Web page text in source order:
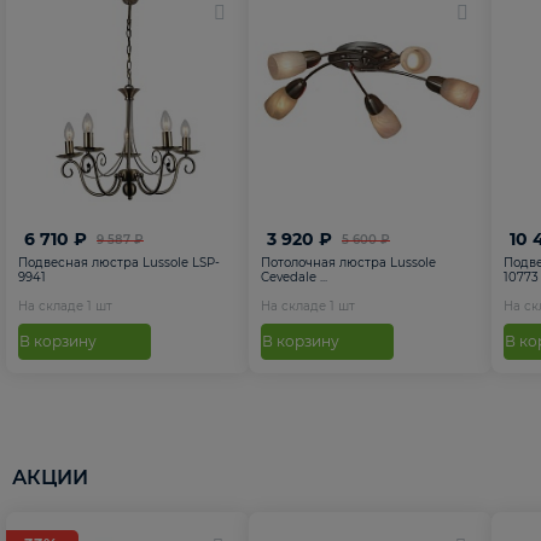
9 587 ₽
6 710 ₽
Подвесная люстра Lussole LSP-
9941
На складе 1 шт
В корзину
5 600 ₽
3 920 ₽
Потолочная люстра Lussole
Cevedale ...
На складе 1 шт
В корзину
10
10773
На
В
АКЦИИ